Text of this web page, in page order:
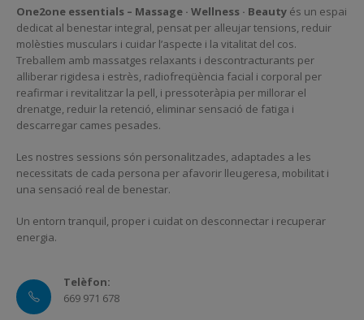
LocalsDescription
One2one essentials – Massage · Wellness · Beautyés un espai
dedicat al benestar integral, pensat per alleujar tensions, reduir
Treballem amb massatges relaxants i descontracturants per
alliberar rigidesa i estrès, radiofreqüència facial i corporal per
drenatge, reduir la retenció, eliminar sensació de fatiga i
descarregar cames pesades.